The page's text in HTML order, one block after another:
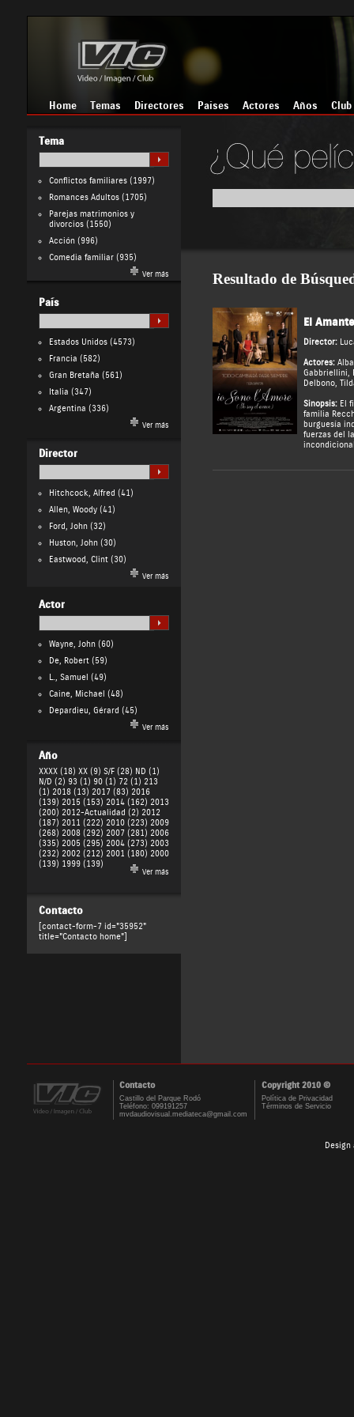
Home Temas Directores Países Actores Años Club
Tema
Conflictos familiares(1997)
Romances Adultos(1705)
Parejas matrimonios y
divorcios(1550)
Acción(996)
Comedia familiar(935)
Ver más
País
Estados Unidos(4573)
Francia (582)
Gran Bretaña (561)
Italia (347)
Argentina (336)
Ver más
Director
Hitchcock, Alfred (41)
Allen, Woody(41)
Ford, John(32)
Huston, John(30)
Eastwood, Clint(30)
Ver más
Actor
Wayne, John(60)
De, Robert(59)
L., Samuel (49)
Caine, Michael (48)
Depardieu, Gérard (45)
Ver más
Año
XXXX (18) XX (9) S/F (28) ND (1)
N/D (2) 93 (1) 90 (1) 72 (1) 213
(1) 2018 (13) 2017 (83) 2016
(139) 2015 (153) 2014 (162) 2013
(200) 2012-Actualidad (2) 2012
(187) 2011 (222) 2010 (223) 2009
(268) 2008 (292) 2007 (281) 2006
(335) 2005 (295) 2004 (273) 2003
(232) 2002 (212) 2001 (180) 2000
(139) 1999 (139)
Ver más
Contacto
[contact-form-7 id="35952"
title="Contacto home"]
Resultado de
El Amante
Director:
Actores:
Gabbriellini,
Delbono,
Sinopsis:El
familia
burguesía
fuerzas del
Contacto Copyright 2010 ©
Castillo del Parque Rodó
Teléfono: 099191257
mvdaudiovisual.mediateca@gmail.com
Política de Privacidad
Términos de Servicio